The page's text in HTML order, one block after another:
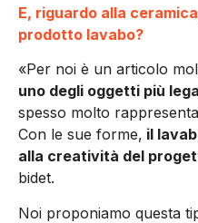
E, riguardo alla
prodotto lavabo?
«Per noi è un articolo
uno degli oggetti più
spesso molto
Con le sue forme, il
alla creatività del
bidet.
Noi proponiamo questa